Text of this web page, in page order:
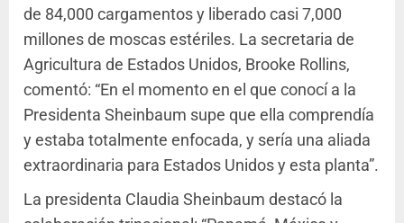
de 84,000 cargamentos y liberado casi 7,000
millones de moscas estériles. La secretaria de
Agricultura de Estados Unidos, Brooke Rollins,
comentó: “En el momento en el que conocí a la
Presidenta Sheinbaum supe que ella comprendía
y estaba totalmente enfocada, y sería una aliada
extraordinaria para Estados Unidos y esta planta”.
La presidenta Claudia Sheinbaum destacó la